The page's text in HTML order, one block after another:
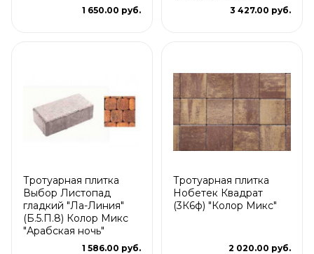
1 650.00 руб. 3 427.00 руб.
Тротуарная плитка
Выбор Листопад
гладкий "Ла-Линия"
(Б.5.П.8) Колор Микс
"Арабская ночь"
1 586.00 руб.
Тротуарная плитка
Нобетек Квадрат
(3К6ф) "Колор Микс"
2 020.00 руб.